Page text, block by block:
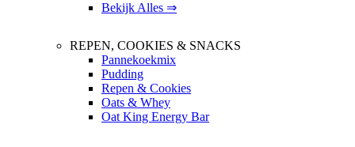
Bekijk Alles ⇒
REPEN, COOKIES & SNACKS
Pannekoekmix
Pudding
Repen & Cookies
Oats & Whey
Oat King Energy Bar